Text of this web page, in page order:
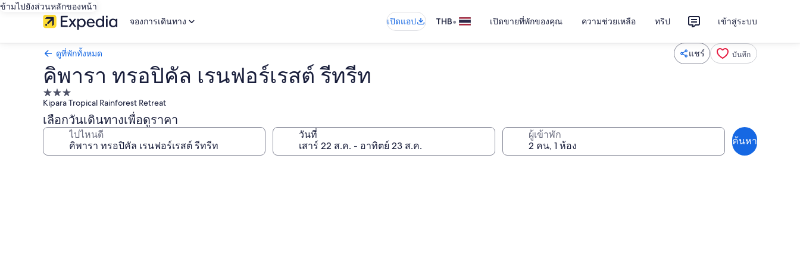
ข้ามไปยังส่วนหลักของหน้า
จองการเดินทาง
เปิดแอป THB• เปิดขายที่พักของคุณ ความช่วยเหลือ ทริป เข้าสู่ระบบ
ดูที่พักทั้งหมด แชร์ บันทึก
คิพารา ทรอปิคัล เรนฟอร์เรสต์ รีทรีท
ที่พัก
3.0
ดาว
Kipara Tropical Rainforest Retreat
เลือกวันเดินทางเพื่อดูราคา
ไปไหนดี วันที่ ผู้เข้าพัก
ค้นหา